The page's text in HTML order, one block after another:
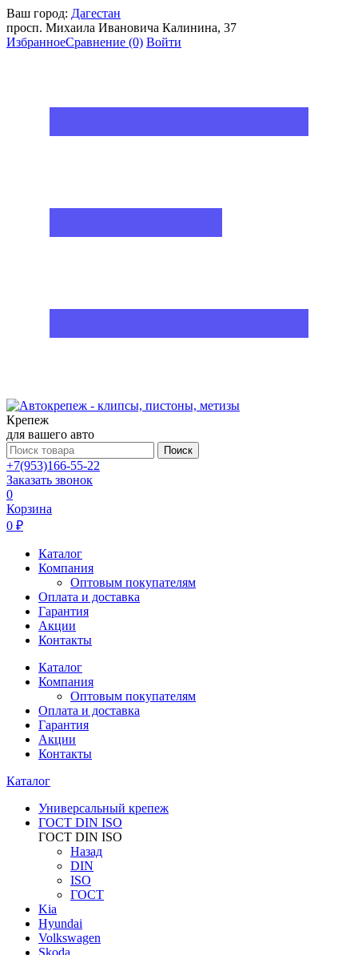
Ваш город: Дагестан
просп. Михаила Ивановича Калинина, 37
ИзбранноеСравнение (0) Войти
Крепеж
для вашего авто
Поиск
+7(953)166-55-22
Заказать звонок
0
Корзина
0 ₽
Каталог
Компания
Оптовым покупателям
Оплата и доставка
Гарантия
Акции
Контакты
Каталог
Компания
Оптовым покупателям
Оплата и доставка
Гарантия
Акции
Контакты
Каталог
Универсальный крепеж
ГОСТ DIN ISO
ГОСТ DIN ISO
Назад
DIN
ISO
ГОСТ
Kia
Hyundai
Volkswagen
Skoda